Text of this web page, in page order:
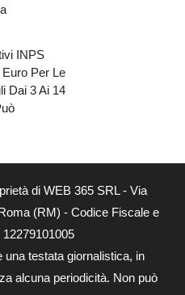
INPS
Euro Per Le
Dai 3 Ai 14
di WEB 365 SRL - Via
(RM) - Codice Fiscale e
una testata giornalistica, in
alcuna periodicità. Non può